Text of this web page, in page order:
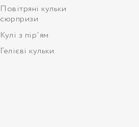
Повітряні кульки
сюрпризи
Кулі з пір'ям
Гелієві кульки